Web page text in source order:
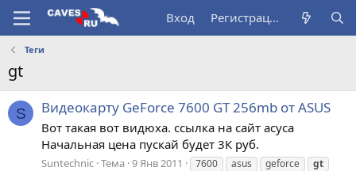
Вход Регистрация
Теги
gt
S Видеокарту GeForce 7600 GT 256mb от ASUS
Вот такая вот видюха. ссылка на сайт асуса
Начальная цена пускай будет 3К руб.
Suntechnic Тема 9 Янв 2011 7600 asus geforce
gt